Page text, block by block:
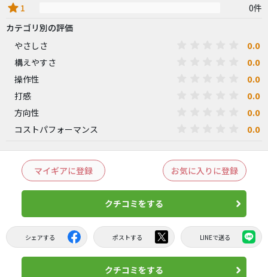
star 1
0件
カテゴリ別の評価
やさしさ
0.0
構えやすさ 0.0
操作性 0.0
打感 0.0
方向性 0.0
コストパフォーマンス 0.0
マイギアに登録 お気に入りに登録
クチコミをする
シェアする ポストする LINEで送る
クチコミをする